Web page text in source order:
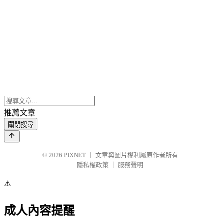
推薦文章
關閉搜尋
© 2026 PIXNET
文章與圖片權利屬原作者所有
隱私權政策
服務聲明
⚠️
成人內容提醒